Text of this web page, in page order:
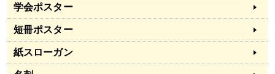
学会ポスター
短冊ポスター
紙スローガン